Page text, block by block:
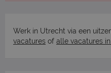
Werk in Utrecht via een
vacatures of alle vacatures